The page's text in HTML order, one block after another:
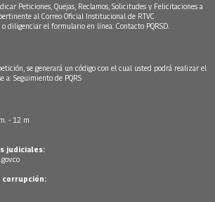
Peticiones, Quejas, Reclamos, Solicitudes y Felicitaciones a
al Correo Oficial Institucional de RTVC
o diligenciar el formulario en línea: Contacto PQRSD.
se generará un código con el cual usted podrá realizar el
a: Seguimiento de PQRS
- 12 m
judiciales:
corrupción: